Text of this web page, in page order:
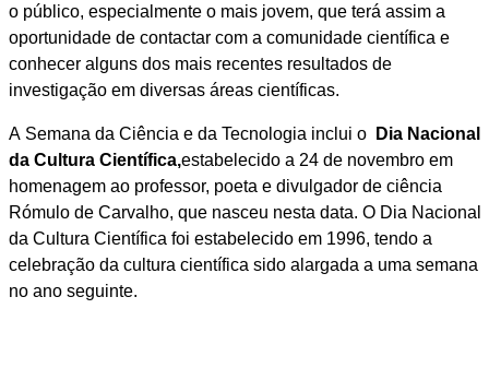
o público, especialmente o mais jovem, que terá assim a
oportunidade de contactar com a comunidade científica e
conhecer alguns dos mais recentes resultados de
investigação em diversas áreas científicas.
A Semana da Ciência e da Tecnologia inclui o
Dia Nacional
da Cultura Científica,estabelecido a 24 de novembro em
homenagem ao professor, poeta e divulgador de ciência
Rómulo de Carvalho, que nasceu nesta data. O Dia Nacional
da Cultura Científica foi estabelecido em 1996, tendo a
celebração da cultura científica sido alargada a uma semana
no ano seguinte.